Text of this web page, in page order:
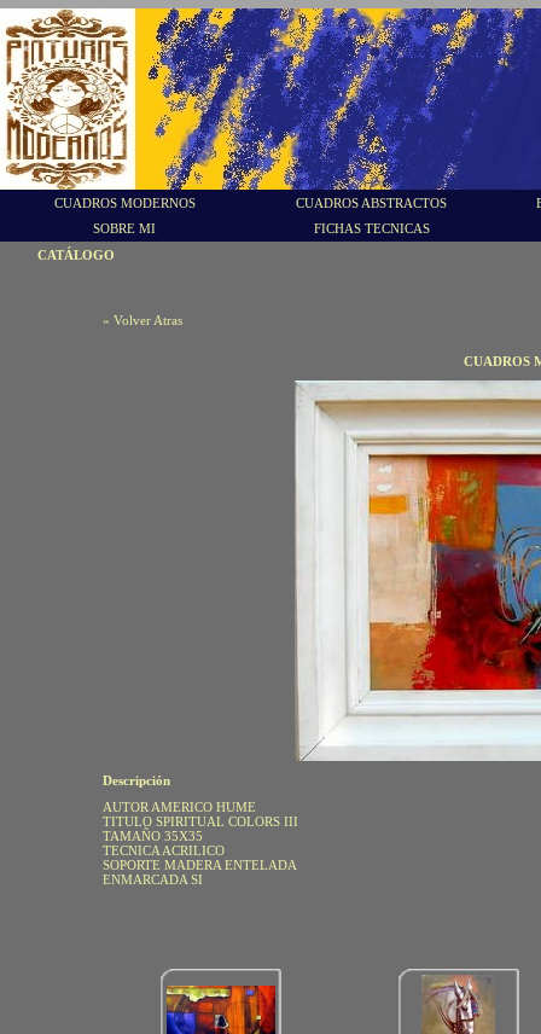
CUADROS MODERNOS CUADROS ABSTRACTOS
SOBRE MI
FICHAS TECNICAS
CATÁLOGO
« Volver Atras
CUADROS
Descripción
AUTOR AMERICO HUME
TITULO SPIRITUAL COLORS III
TAMAÑO 35X35
TECNICA ACRILICO
SOPORTE MADERA ENTELADA
ENMARCADA SI